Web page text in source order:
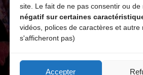
site. Le fait de ne pas consentir ou
négatif sur certaines
vidéos, polices de caractères et
s'afficheront pas)
Accepter